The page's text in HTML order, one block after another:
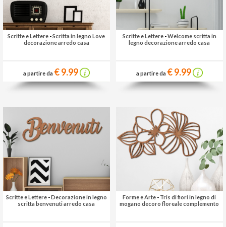
Scritte e Lettere -Scritta in legno Love
decorazione arredo casa
a partire da € 9.99
Scritte e Lettere -Welcome scritta in
legno decorazione arredo casa
a partire da € 9.99
Scritte e Lettere -Decorazione in legno
scritta benvenuti arredo casa
Forme e Arte - Tris di fiori in legno di
mogano decoro floreale complemento